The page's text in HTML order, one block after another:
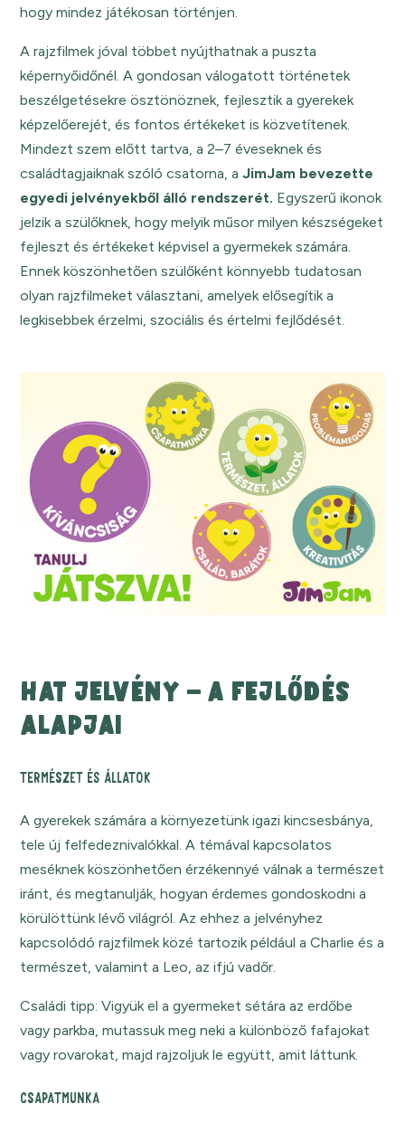
hogy mindez játékosan történjen.
A rajzfilmek jóval többet nyújthatnak a puszta
képernyőidőnél. A gondosan válogatott történetek
beszélgetésekre ösztönöznek, fejlesztik a gyerekek
képzelőerejét, és fontos értékeket is közvetítenek.
Mindezt szem előtt tartva, a 2–7 éveseknek és
családtagjaiknak szóló csatorna, aJimJam bevezette
egyedi jelvényekből álló rendszerét. Egyszerű ikonok
jelzik a szülőknek, hogy melyik műsor milyen készségeket
fejleszt és értékeket képvisel a gyermekek számára.
Ennek köszönhetően szülőként könnyebb tudatosan
olyan rajzfilmeket választani, amelyek elősegítik a
legkisebbek érzelmi, szociális és értelmi fejlődését.
HAT JELVÉNY – A FEJLŐDÉS
ALAPJAI
TERMÉSZET ÉS ÁLLATOK
A gyerekek számára a környezetünk igazi kincsesbánya,
tele új felfedeznivalókkal. A témával kapcsolatos
meséknek köszönhetően érzékennyé válnak a természet
iránt, és megtanulják, hogyan érdemes gondoskodni a
körülöttünk lévő világról. Az ehhez a jelvényhez
kapcsolódó rajzfilmek közé tartozik például a Charlie és a
természet, valamint a Leo, az ifjú vadőr.
Családi tipp: Vigyük el a gyermeket sétára az erdőbe
vagy parkba, mutassuk meg neki a különböző fafajokat
vagy rovarokat, majd rajzoljuk le együtt, amit láttunk.
CSAPATMUNKA